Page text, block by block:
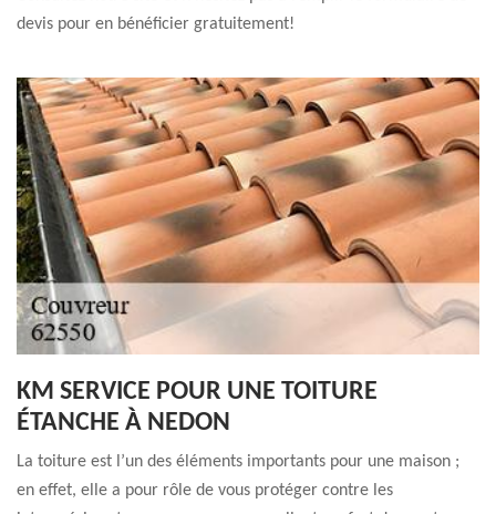
devis pour en bénéficier gratuitement!
KM SERVICE POUR UNE TOITURE
ÉTANCHE À NEDON
La toiture est l’un des éléments importants pour une maison ;
en effet, elle a pour rôle de vous protéger contre les